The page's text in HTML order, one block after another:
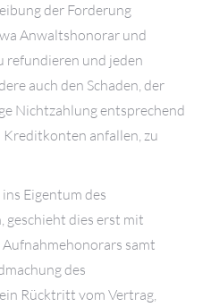
der Forderung
Anwaltshonorar und
refundieren und jeden
auch den Schaden, der
Nichtzahlung entsprechend
anfallen, zu
Eigentum des
geschieht dies erst mit
samt
des
Rücktritt vom Vertrag,